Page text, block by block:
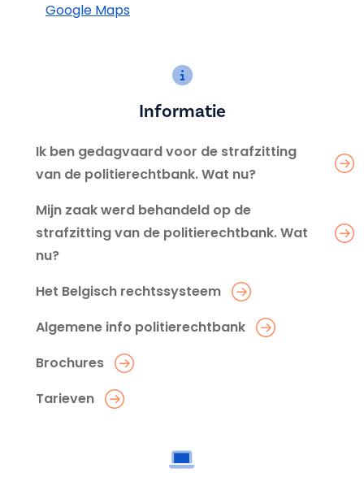
Google Maps
Informatie
Ik ben gedagvaard voor de strafzitting
van de politierechtbank. Wat nu?
Mijn zaak werd behandeld op de
strafzitting van de politierechtbank. Wat
nu?
Het Belgisch rechtssysteem
Algemene info politierechtbank
Brochures
Tarieven